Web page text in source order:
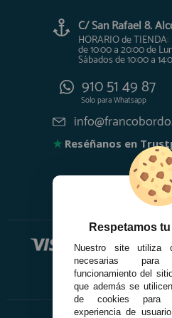
C/ San Rafael 8.
HORARIO de TIENDA:
de 10:00 a 20:00 de
Sábados de 10:00 a
910 51 49 87
Solo paraWhatsapp
★ Reséñanos en
Respetamos
Nuestro site utiliza
necesarias
funcionamiento del
que además se
de cookies para
experiencia de